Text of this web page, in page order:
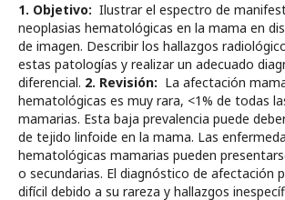
1. Objetivo: Ilustrar el espectro de
neoplasias hematológicas en la mama en
de imagen. Describir los hallazgos
estas patologías y realizar un adecuado
diferencial. 2. Revisión: La afectación
hematológicas es muy rara, <1% de todas
mamarias. Esta baja prevalencia puede
de tejido linfoide en la mama. Las
hematológicas mamarias pueden
o secundarias. El diagnóstico de afectación
difícil debido a su rareza y hallazgos